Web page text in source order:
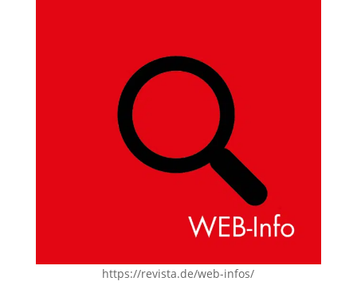
https://revista.de/web-infos/